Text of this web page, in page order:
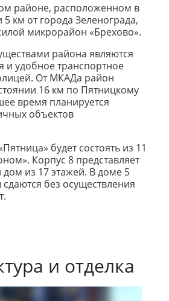
районе, расположенном в
км от города Зеленограда,
микрорайон «Брехово».
района являются
и удобное транспортное
От МКАДа район
16 км по Пятницкому
время планируется
объектов
будет состоять из 11
Корпус 8 представляет
из 17 этажей. В доме 5
без осуществления
и отделка